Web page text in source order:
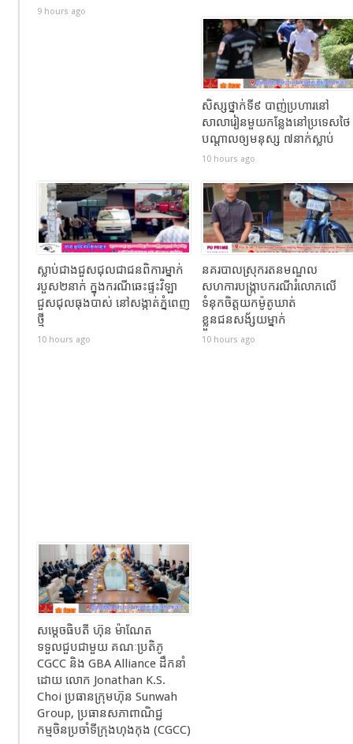
9 hours ago
សិស្សថ្នាក់ទី៩ បាញ់ប្រហារនៅ
សាលារៀនមួយកន្លែងនៅប្រទេសថៃ
បណ្តាលឲ្យមនុស្ស ៧នាក់ស្លាប់
10 hours ago
ស្លាប់ជាងជួសជុលជាជនពិការម្នាក់
របួស២នាក់ ក្នុងករណីឆេះផ្ទះវិឡា
ជួសជុលធុងបាស់ នៅសង្កាត់ភ្នំពេញ
ថ្មី
10 hours ago
នគរបាលស្រុករតនមណ្ឌល
សហការបង្រ្កាបករណីរំលោភលើ
ទំនុកចិត្តយកម៉ូតូឃាត់
ខ្លួនជនសង័្សយម្នាក់
10 hours ago
សម្ដេចធិបតី ហ៊ុន ម៉ាណែត
ទទួលជួបជាមួយ គណៈប្រតិភូ
CGCC និង GBA Alliance ដឹកនាំ
ដោយ លោក Jonathan K.S.
Choi ប្រធានក្រុមហ៊ុន Sunwah
Group, ប្រធានសភាពាណិជ្ជ
កម្មចិនប្រចាំទីក្រុងហុងកុង (CGCC)